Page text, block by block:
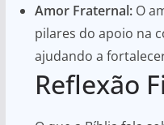
Amor Fraternal:O
pilares do apoio na
ajudando a
Reflexão